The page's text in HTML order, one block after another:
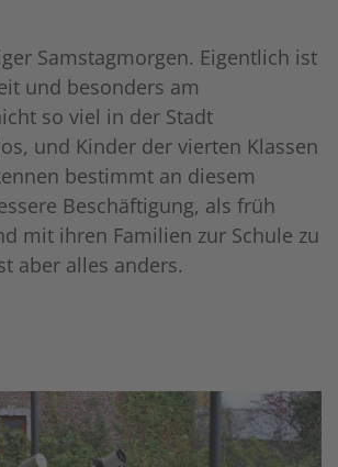
Samstagmorgen. Eigentlich ist
und besonders am
so viel in der Stadt
und Kinder der vierten Klassen
bestimmt an diesem
Beschäftigung, als früh
mit ihren Familien zur Schule zu
aber alles anders.